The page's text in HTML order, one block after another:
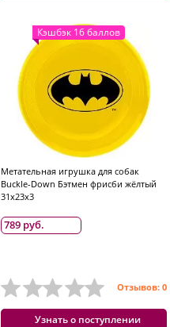
Кэшбэк 16 баллов
Метательная игрушка для собак
Buckle-Down Бэтмен фрисби жёлтый
31x23x3
789 руб.
Отзывов: 0
Узнать о поступлении